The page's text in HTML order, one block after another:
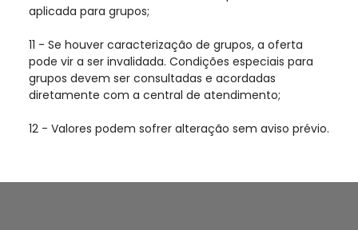
aplicada para grupos;
11 - Se houver caracterização de grupos, a oferta
pode vir a ser invalidada. Condições especiais para
grupos devem ser consultadas e acordadas
diretamente com a central de atendimento;
12 - Valores podem sofrer alteração sem aviso prévio.